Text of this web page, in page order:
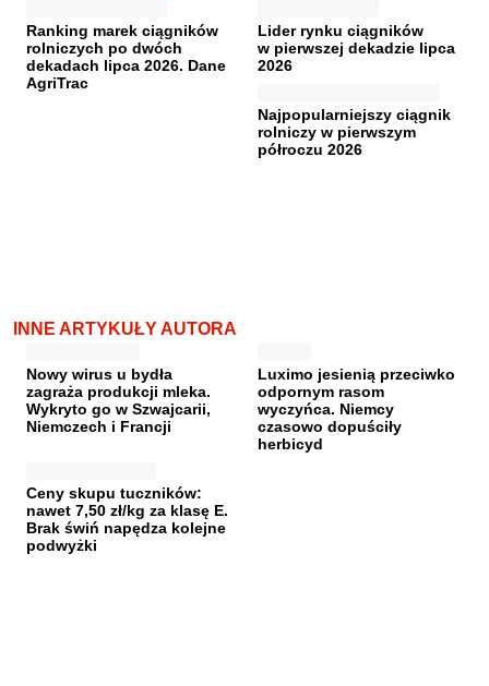
Ranking marek ciągników
rolniczych po dwóch
dekadach lipca 2026. Dane
AgriTrac
Lider rynku ciągników
w pierwszej dekadzie lipca
2026
Najpopularniejszy ciągnik
rolniczy w pierwszym
półroczu 2026
INNE ARTYKUŁY AUTORA
Nowy wirus u bydła
zagraża produkcji mleka.
Wykryto go w Szwajcarii,
Niemczech i Francji
Luximo jesienią przeciwko
odpornym rasom
wyczyńca. Niemcy
czasowo dopuściły
herbicyd
Ceny skupu tuczników:
nawet 7,50 zł/kg za klasę E.
Brak świń napędza kolejne
podwyżki